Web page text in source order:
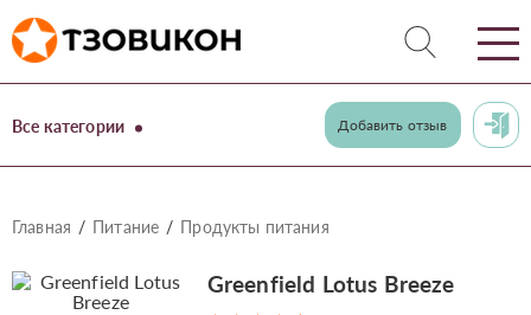
Все категории Добавить отзыв
Главная Питание Продукты питания
Greenfield Lotus Breeze